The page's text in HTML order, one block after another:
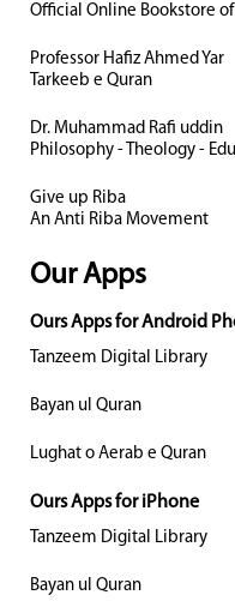
Official Online Bookstore
Professor Hafiz Ahmed Yar
Tarkeeb e Quran
Dr. Muhammad Rafi uddin
Philosophy - Theology -
Give up Riba
An Anti Riba Movement
Our Apps
Ours Apps for Android
Tanzeem Digital Library
Bayan ul Quran
Lughat o Aerab e Quran
Ours Apps for iPhone
Tanzeem Digital Library
Bayan ul Quran